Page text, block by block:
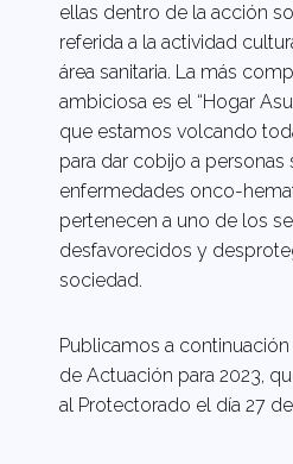
ellas dentro de la acción
referida a la actividad
área sanitaria. La más
ambiciosa es el “Hogar
que estamos volcando
para dar cobijo a personas
enfermedades onco-
pertenecen a uno de los
desfavorecidos y
sociedad.
Publicamos a
de Actuación para 2023,
al Protectorado el día 27